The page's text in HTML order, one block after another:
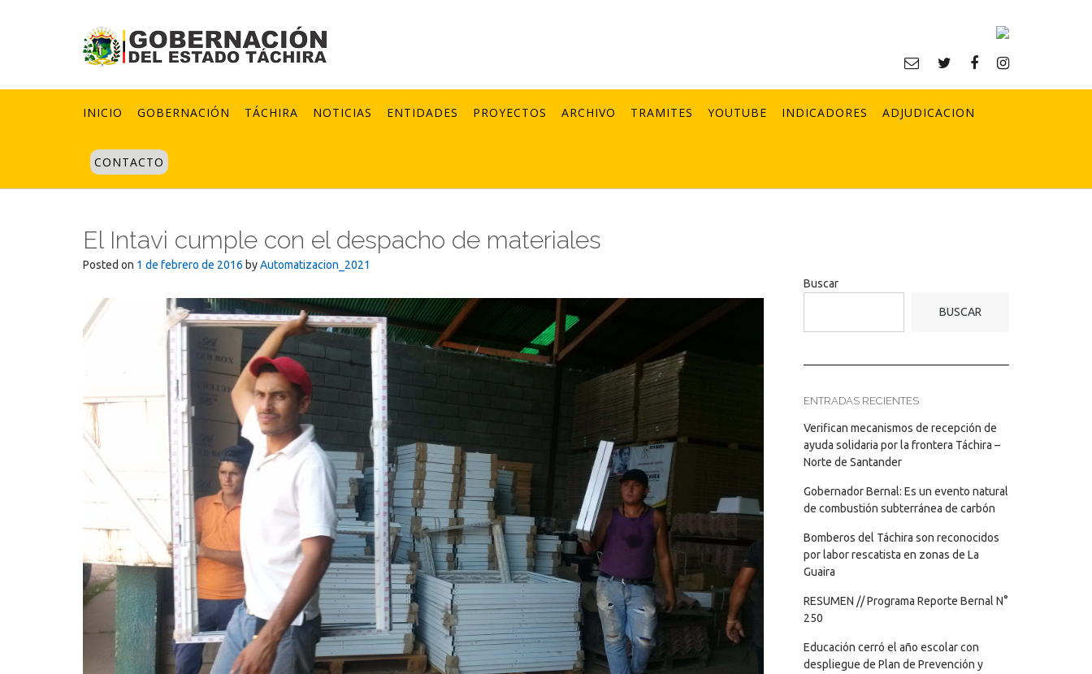
INICIO GOBERNACIÓN TÁCHIRA NOTICIAS ENTIDADES PROYECTOS ARCHIVO TRAMITES YOUTUBE INDICADORES ADJUDICACION
CONTACTO
El Intavi cumple con el despacho de materiales
Posted on 1 de febrero de 2016 byAutomatizacion_2021
Buscar
BUSCAR
ENTRADAS RECIENTES
Verifican mecanismos de recepción de
ayuda solidaria por la frontera Táchira –
Norte de Santander
Gobernador Bernal: Es un evento natural
de combustión subterránea de carbón
Bomberos del Táchira son reconocidos
por labor rescatista en zonas de La
Guaira
RESUMEN // Programa Reporte Bernal N°
250
Educación cerró el año escolar con
despliegue de Plan de Prevención y